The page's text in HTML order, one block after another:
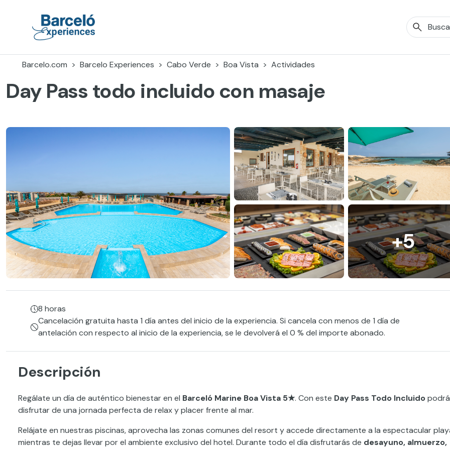
Barcelo.com
Barcelo Experiences Cabo Verde Boa Vista Actividades
Day Pass todo incluido con masaje
+5
8 horas
Cancelación gratuita hasta 1 día antes del inicio de la experiencia. Si cancela con menos de 1 día de
antelación con respecto al inicio de la experiencia, se le devolverá el 0 % del importe abonado.
Descripción
Regálate un día de auténtico bienestar en el Barceló Marine Boa Vista 5★. Con este Day Pass Todo Incluido
disfrutar de una jornada perfecta de relax y placer frente al mar.
Relájate en nuestras piscinas, aprovecha las zonas comunes del resort y accede directamente a la espectacular
mientras te dejas llevar por el ambiente exclusivo del hotel. Durante todo el día disfrutarás de desayuno, almuerzo,